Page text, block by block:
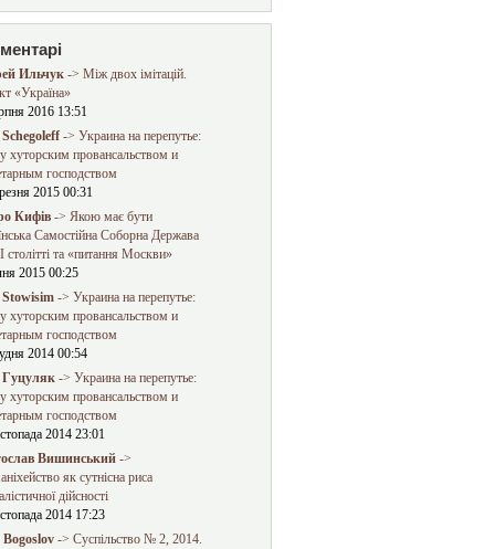
Ильчук -> Між двох імітацій.
«Україна»
2016 13:51
-> Украина на перепутье:
хуторским провансальством и
господством
2015 00:31
Кифів -> Якою має бути
Самостійна Соборна Держава
та «питання Москви»
2015 00:25
-> Украина на перепутье:
хуторским провансальством и
господством
2014 00:54
Гуцуляк -> Украина на перепутье:
хуторским провансальством и
господством
2014 23:01
Вишинський ->
як сутнісна риса
дійсності
2014 17:23
Bogoslov -> Суспільство № 2, 2014.